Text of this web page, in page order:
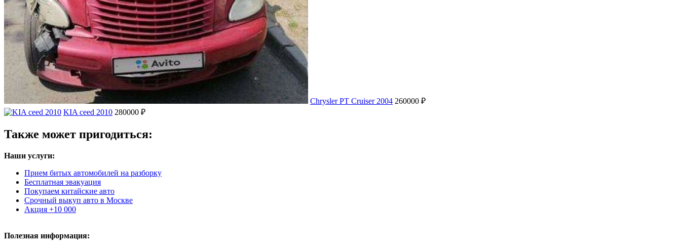
Chrysler PT Cruiser 2004 260000 ₽
KIA ceed 2010 280000 ₽
Также может пригодиться:
Наши услуги:
Прием битых автомобилей на разборку
Бесплатная эвакуация
Покупаем китайские авто
Срочный выкуп авто в Москве
Акция +10 000
Полезная информация: